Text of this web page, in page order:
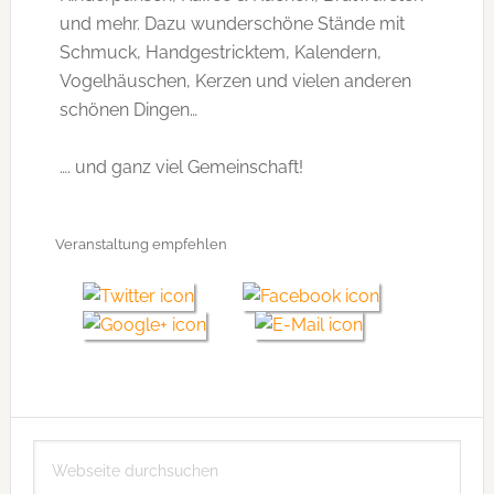
und mehr. Dazu wunderschöne Stände mit
Schmuck, Handgestricktem, Kalendern,
Vogelhäuschen, Kerzen und vielen anderen
schönen Dingen…
…. und ganz viel Gemeinschaft!
Veranstaltung empfehlen
Seitenspalte
durchsuchen